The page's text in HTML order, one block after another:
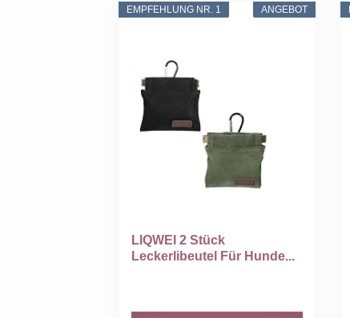
ANGEBOT
EMPFEHLUNG NR. 1
LIQWEI 2 Stück
Leckerlibeutel Für Hunde...